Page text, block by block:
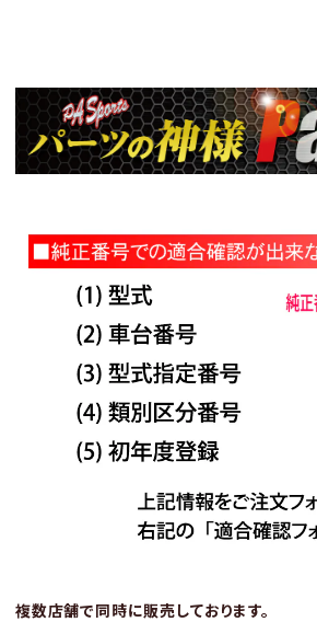
複数店舗で同時に販売しております。